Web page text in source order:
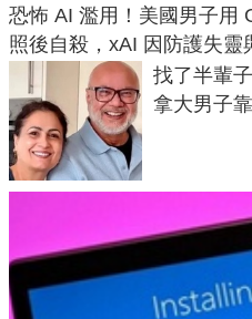
恐怖 AI 濫用！美國男子用
照後自殺，xAI 因防護失靈
找了半輩
拿大男子